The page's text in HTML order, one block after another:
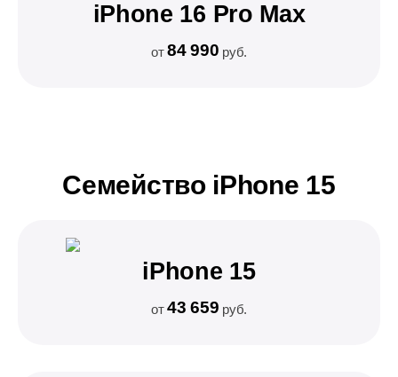
iPhone 16 Pro Max
от84 990 руб.
Семейство iPhone 15
iPhone 15
от43 659 руб.